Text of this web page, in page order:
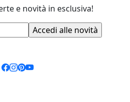
e novità in esclusiva!